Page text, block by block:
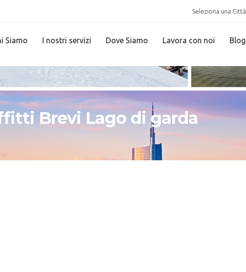
Seleziona una Città
Siamo I nostri servizi Dove Siamo Lavora con noi Blog
Brevi Lago di garda